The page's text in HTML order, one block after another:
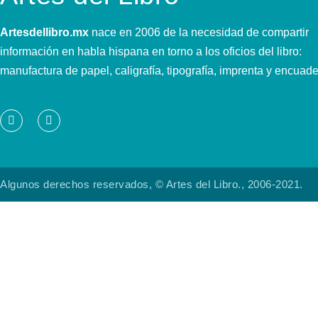
Artesdellibro.mx nace en 2006 de la necesidad de compartir
información en habla hispana en torno a los oficios del libro:
manufactura de papel, caligrafía, tipografía, imprenta y
Algunos derechos reservados, © Artes del Libro., 2006-2021.